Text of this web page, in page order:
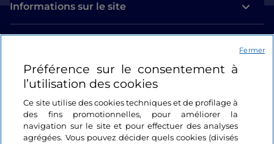
Informations sur le site
Se connecter
Suivez-nous
Préférence sur le consentement à
l’utilisation des cookies
Ce site utilise des cookies techniques et de profilage à
des fins promotionnelles, pour améliorer la
navigation sur le site et pour effectuer des analyses
agrégées. Vous pouvez décider quels cookies (divisés
Fermer